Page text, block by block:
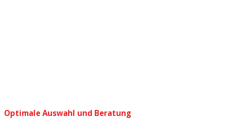
Optimale Auswahl und Beratung